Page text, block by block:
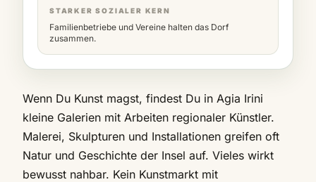
STARKER SOZIALER KERN
Familienbetriebe und Vereine halten das Dorf
zusammen.
Wenn Du Kunst magst, findest Du in Agia Irini
kleine Galerien mit Arbeiten regionaler Künstler.
Malerei, Skulpturen und Installationen greifen oft
Natur und Geschichte der Insel auf. Vieles wirkt
bewusst nahbar. Kein Kunstmarkt mit